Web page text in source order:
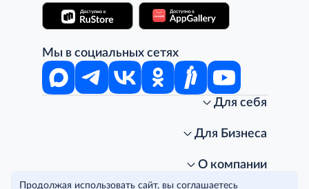
Мы в социальных сетях
Для себя
Стань клиентом METRO
Для Бизнеса
Получить карту для бизнеса
О компании
Продолжая использовать сайт, вы соглашаетесь